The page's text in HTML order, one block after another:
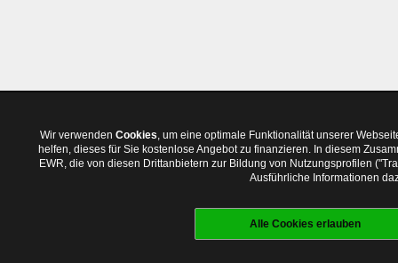
Wir verwenden Cookies, um eine optimale Funktionalität unserer
helfen, dieses für Sie kostenlose Angebot zu finanzieren. In diesem
EWR, die von diesen Drittanbietern zur Bildung von Nutzungsprofilen
Ausführliche Informationen
Alle Cookies erlauben